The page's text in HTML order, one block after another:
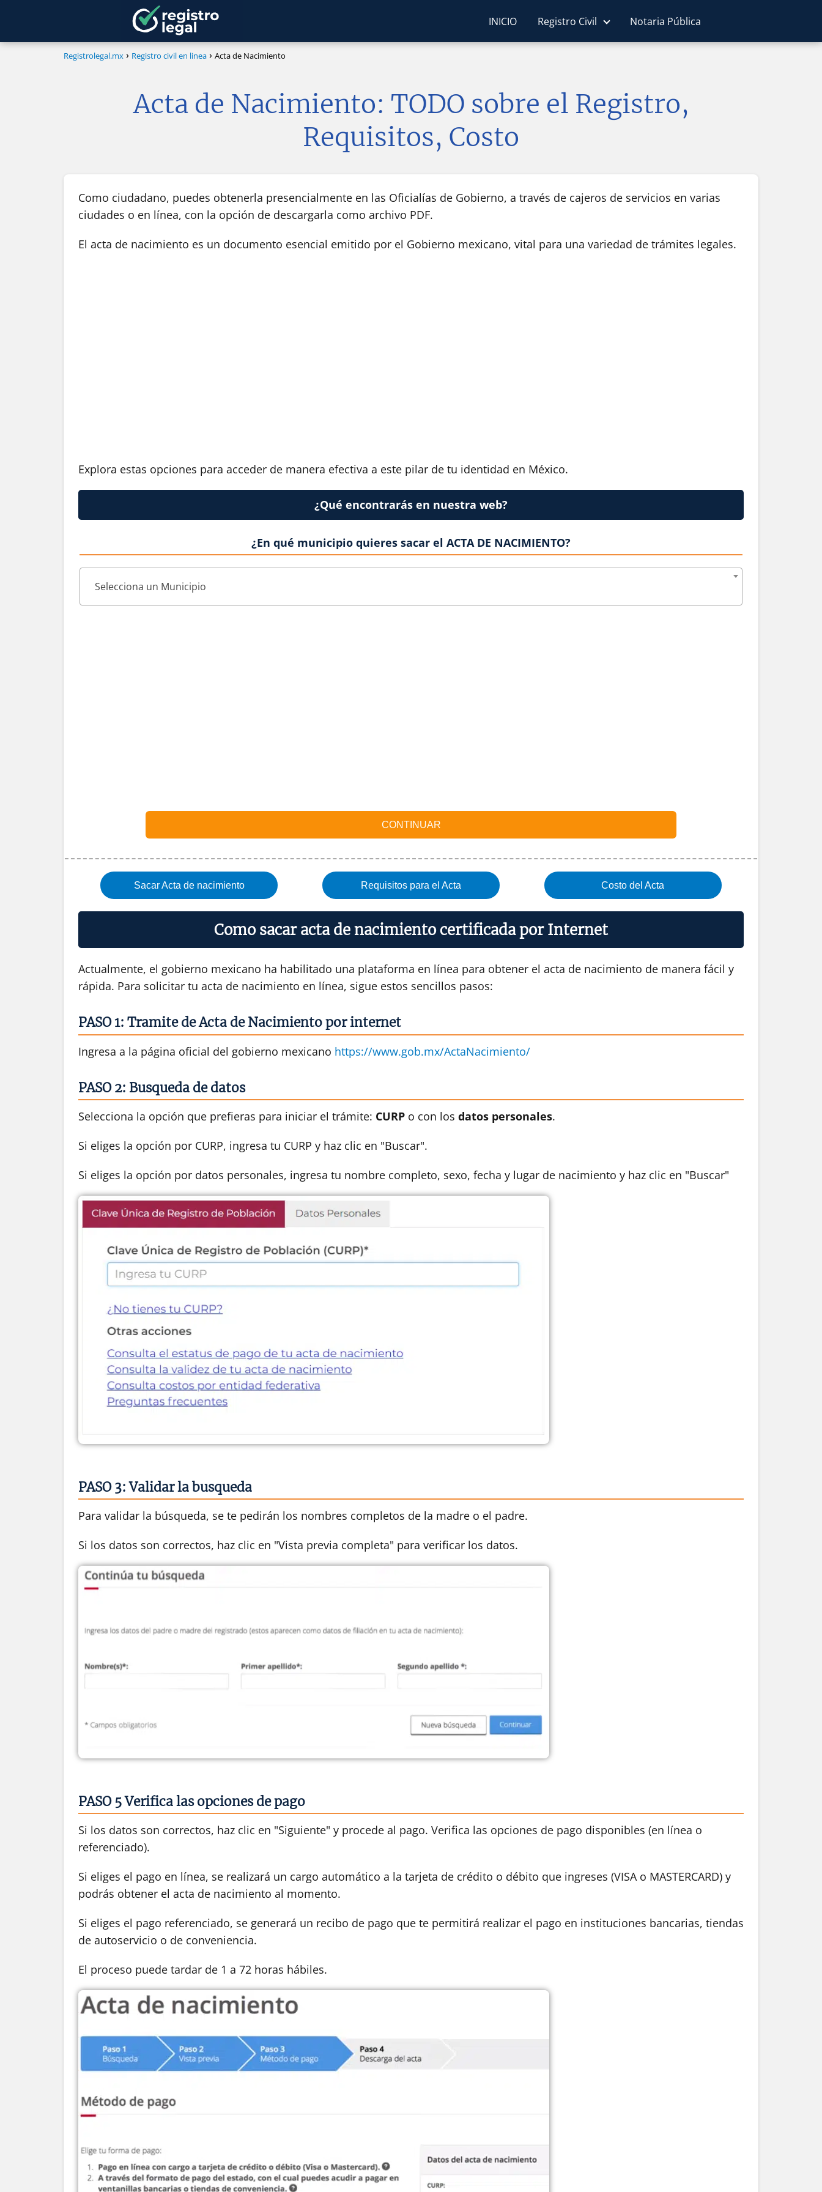
INICIO Registro Civil Notaria Pública
Registrolegal.mx Registro civil en linea Acta de Nacimiento
Acta de Nacimiento: TODO sobre el Registro,
Requisitos, Costo
Como ciudadano, puedes obtenerla presencialmente en las Oficialías de Gobierno, a través de cajeros de servicios en varias
ciudades o en línea, con la opción de descargarla como archivo PDF.
El acta de nacimiento es un documento esencial emitido por el Gobierno mexicano, vital para una variedad de trámites legales.
Explora estas opciones para acceder de manera efectiva a este pilar de tu identidad en México.
¿Qué encontrarás en nuestra web?
¿En qué municipio quieres sacar el ACTA DE NACIMIENTO?
Selecciona un Municipio
CONTINUAR
Sacar Acta de nacimiento Requisitos para el Acta Costo del Acta
Como sacar acta de nacimiento certificada por Internet
Actualmente, el gobierno mexicano ha habilitado una plataforma en línea para obtener el acta de nacimiento de manera fácil y
rápida. Para solicitar tu acta de nacimiento en línea, sigue estos sencillos pasos:
PASO 1: Tramite de Acta de Nacimiento por internet
Ingresa a la página oficial del gobierno mexicano https://www.gob.mx/ActaNacimiento/
PASO 2: Busqueda de datos
Selecciona la opción que prefieras para iniciar el trámite: CURP o con los datos personales.
Si eliges la opción por CURP, ingresa tu CURP y haz clic en "Buscar".
Si eliges la opción por datos personales, ingresa tu nombre completo, sexo, fecha y lugar de nacimiento y haz clic en "Buscar"
PASO 3: Validar la busqueda
Para validar la búsqueda, se te pedirán los nombres completos de la madre o el padre.
Si los datos son correctos, haz clic en "Vista previa completa" para verificar los datos.
PASO 5 Verifica las opciones de pago
Si los datos son correctos, haz clic en "Siguiente" y procede al pago. Verifica las opciones de pago disponibles (en línea o
referenciado).
Si eliges el pago en línea, se realizará un cargo automático a la tarjeta de crédito o débito que ingreses (VISA o MASTERCARD) y
podrás obtener el acta de nacimiento al momento.
Si eliges el pago referenciado, se generará un recibo de pago que te permitirá realizar el pago en instituciones bancarias, tiendas
de autoservicio o de conveniencia.
El proceso puede tardar de 1 a 72 horas hábiles.